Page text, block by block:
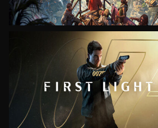
VIEW